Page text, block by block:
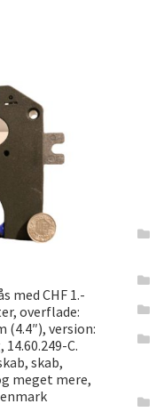
med CHF 1.-
overflade:
(4.4″), version:
C.
skab,
meget mere,